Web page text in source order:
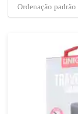
Ordenação padrão